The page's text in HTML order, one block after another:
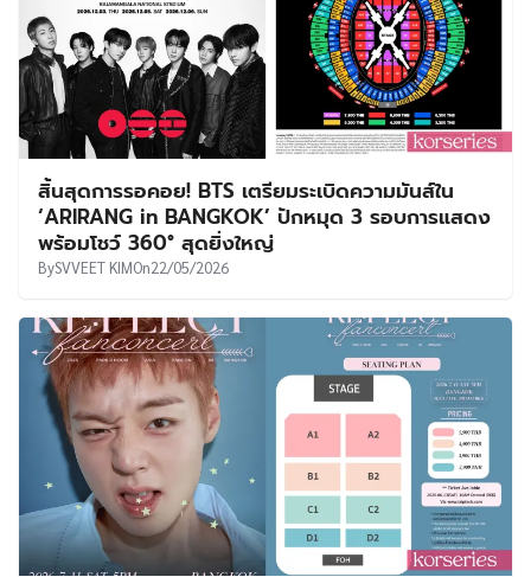
สิ้นสุดการรอคอย! BTS เตรียมระเบิดความมันส์ใน
‘ARIRANG in BANGKOK’ ปักหมุด 3 รอบการแสดง
พร้อมโชว์ 360° สุดยิ่งใหญ่
BySVVEET KIMOn22/05/2026